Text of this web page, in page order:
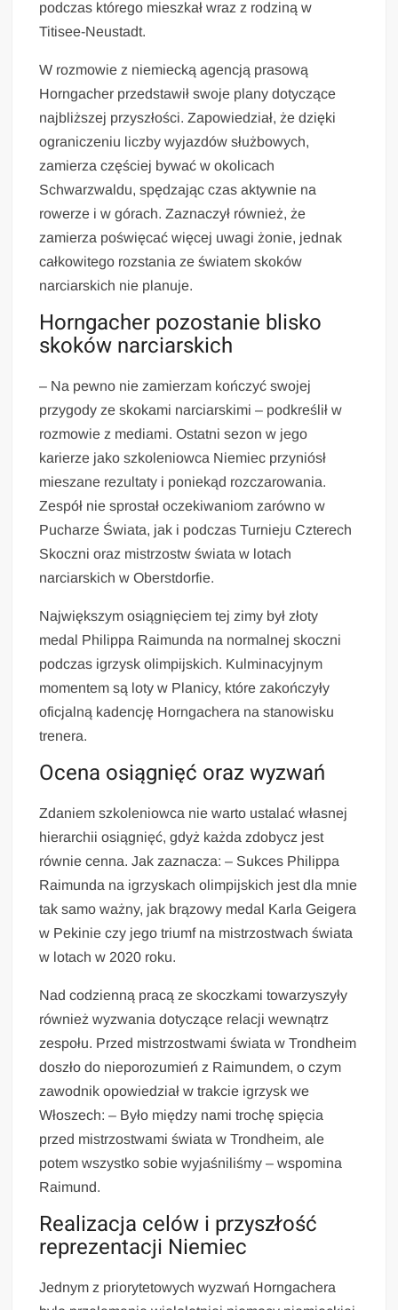
podczas którego mieszkał wraz z rodziną w
Titisee-Neustadt.
W rozmowie z niemiecką agencją prasową
Horngacher przedstawił swoje plany dotyczące
najbliższej przyszłości. Zapowiedział, że dzięki
ograniczeniu liczby wyjazdów służbowych,
zamierza częściej bywać w okolicach
Schwarzwaldu, spędzając czas aktywnie na
rowerze i w górach. Zaznaczył również, że
zamierza poświęcać więcej uwagi żonie, jednak
całkowitego rozstania ze światem skoków
narciarskich nie planuje.
Horngacher pozostanie blisko
skoków narciarskich
– Na pewno nie zamierzam kończyć swojej
przygody ze skokami narciarskimi – podkreślił w
rozmowie z mediami. Ostatni sezon w jego
karierze jako szkoleniowca Niemiec przyniósł
mieszane rezultaty i poniekąd rozczarowania.
Zespół nie sprostał oczekiwaniom zarówno w
Pucharze Świata, jak i podczas Turnieju Czterech
Skoczni oraz mistrzostw świata w lotach
narciarskich w Oberstdorfie.
Największym osiągnięciem tej zimy był złoty
medal Philippa Raimunda na normalnej skoczni
podczas igrzysk olimpijskich. Kulminacyjnym
momentem są loty w Planicy, które zakończyły
oficjalną kadencję Horngachera na stanowisku
trenera.
Ocena osiągnięć oraz wyzwań
Zdaniem szkoleniowca nie warto ustalać własnej
hierarchii osiągnięć, gdyż każda zdobycz jest
równie cenna. Jak zaznacza: – Sukces Philippa
Raimunda na igrzyskach olimpijskich jest dla mnie
tak samo ważny, jak brązowy medal Karla Geigera
w Pekinie czy jego triumf na mistrzostwach świata
w lotach w 2020 roku.
Nad codzienną pracą ze skoczkami towarzyszyły
również wyzwania dotyczące relacji wewnątrz
zespołu. Przed mistrzostwami świata w Trondheim
doszło do nieporozumień z Raimundem, o czym
zawodnik opowiedział w trakcie igrzysk we
Włoszech: – Było między nami trochę spięcia
przed mistrzostwami świata w Trondheim, ale
potem wszystko sobie wyjaśniliśmy – wspomina
Raimund.
Realizacja celów i przyszłość
reprezentacji Niemiec
Jednym z priorytetowych wyzwań Horngachera